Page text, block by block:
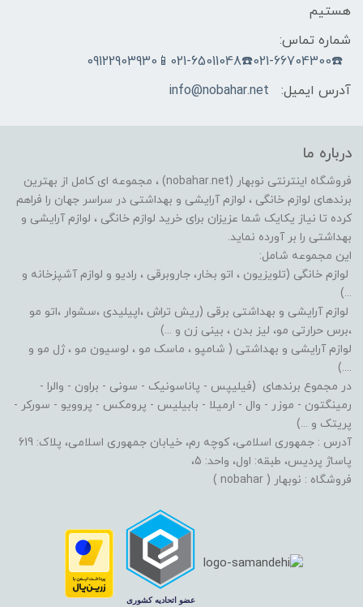
هستیم
شماره تماس:
☎️021-66704300☎️021-65011048📱09122903930
آدرس ایمیل:
info@nobahar.net
درباره ما
فروشگاه اینترنتی نوبهار (nobahar.net) ، مجموعه ای کامل از بهترین
برندهای لوازم خانگی ، لوازم آرایشی و بهداشتی در سراسر جهان را فراهم
کرده تا نیاز یکایک شما عزیزان برای خرید لوازم خانگی ، لوازم آرایشی و
بهداشتی را بر آورده نماید.
این مجموعه شامل:
لوازم خانگی (تلویزیون ، اتو بخار، جاروبرقی ، رادیو و لوازم آشپزخانه و
...)
لوازم آرایشی و بهداشتی برقی (ریش تراش ،اپیلیدی ،سشوار ،اتو مو
،برس حرارتی مو، لیز بدن ، بینی زن و ...)
لوازم آرایشی و بهداشتی ( شامپو ، ماسک مو ، لوسیون مو ، ژل مو و
....)
در مجموع برندهای (فیلیپس - پاناسونیک - سونی - براون - والرا -
رمینگتون - موزر - وال - ارمیلا - بابیلیس - پرومکس - پروویو - سورکر -
پریتک و ...)
آدرس : جمهوری اسلامی، کوچه رم، خیابان جمهوری اسلامی، پلاک: 619
پاساژ پردیس، طبقه: اول، واحد: 5،
فروشگاه : نوبهار ( nobahar )